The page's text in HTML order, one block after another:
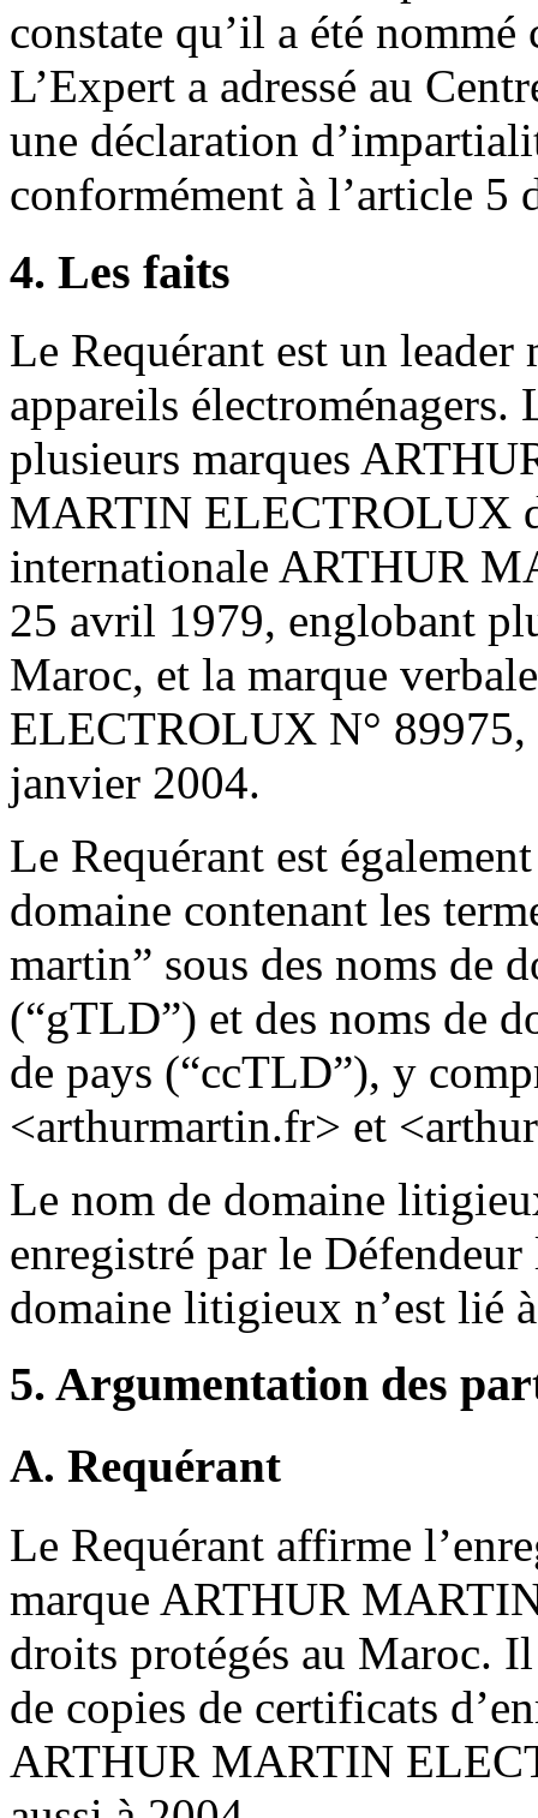
constate qu’il a été
L’Expert a adressé au
une déclaration
conformément à l’article 5
4. Les faits
Le Requérant est un leader
appareils
plusieurs marques
MARTIN ELECTROLUX
internationale ARTHUR
25 avril 1979, englobant
Maroc, et la marque
ELECTROLUX N° 89975,
janvier 2004.
Le Requérant est
domaine contenant les
martin” sous des noms de
(“gTLD”) et des noms de
de pays (“ccTLD”), y
<arthurmartin.fr> et
Le nom de domaine
enregistré par le
domaine litigieux n’est lié
5. Argumentation des
A. Requérant
Le Requérant affirme
marque ARTHUR
droits protégés au Maroc.
de copies de certificats
ARTHUR MARTIN